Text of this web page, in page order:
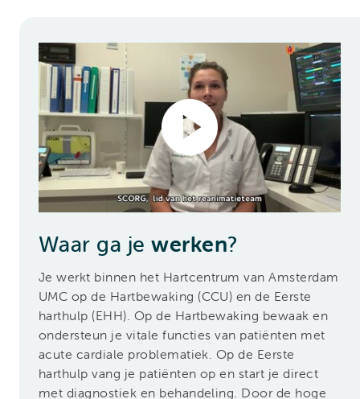
Waar ga jewerken?
Je werkt binnen het Hartcentrum van Amsterdam
UMC op de Hartbewaking (CCU) en de Eerste
harthulp (EHH). Op de Hartbewaking bewaak en
ondersteun je vitale functies van patiënten met
acute cardiale problematiek. Op de Eerste
harthulp vang je patiënten op en start je direct
met diagnostiek en behandeling. Door de hoge